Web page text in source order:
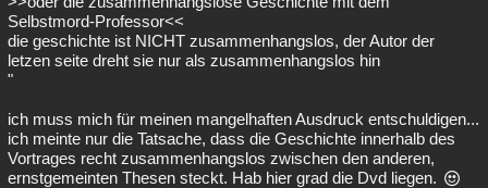
Selbstmord-Professor<<
die geschichte ist NICHT zusammenhangslos, der Autor der
letzen seite dreht sie nur als zusammenhangslos hin
"
ich muss mich für meinen mangelhaften Ausdruck entschuldigen...
ich meinte nur die Tatsache, dass die Geschichte innerhalb des
Vortrages recht zusammenhangslos zwischen den anderen,
ernstgemeinten Thesen steckt. Hab hier grad die Dvd liegen.